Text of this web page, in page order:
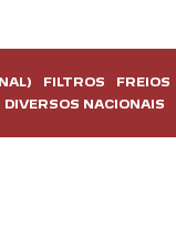
FILTROS FREIOS
DIVERSOS NACIONAIS